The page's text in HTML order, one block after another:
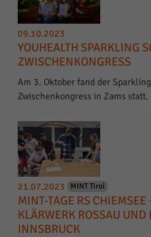
09.10.2023
YOUHEALTH SPARKLING
ZWISCHENKONGRESS
Am 3. Oktober fand der
Zwischenkongress in Zams statt.
21.07.2023 MINT Tirol
MINT-TAGE RS
KLÄRWERK ROSSAU UND
INNSBRUCK